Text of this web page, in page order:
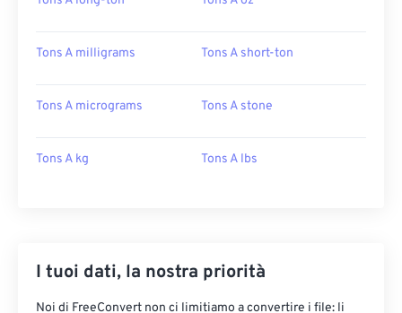
Tons A milligrams Tons A short-ton
Tons A micrograms Tons A stone
Tons A kg Tons A lbs
I tuoi dati, la nostra priorità
Noi di FreeConvert non ci limitiamo a convertire i file: li